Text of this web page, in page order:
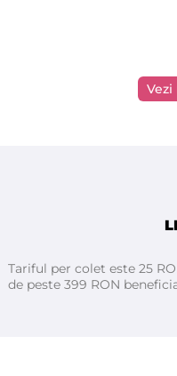
Tariful per colet este 25
de peste 399 RON